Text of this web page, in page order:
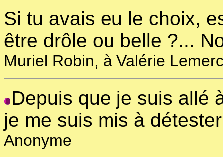
Si tu avais eu le choix,
être drôle ou belle ?...
Muriel Robin, à Valérie
Depuis que je suis allé
je me suis mis à
Anonyme